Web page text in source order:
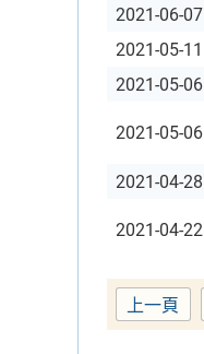
2021-06-07
2021-05-11
2021-05-06
2021-05-06
2021-04-28
2021-04-22
上一頁